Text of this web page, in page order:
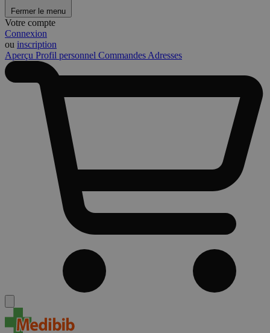
Fermer le menu
Votre compte
Connexion
ou inscription
Aperçu Profil personnel Commandes Adresses